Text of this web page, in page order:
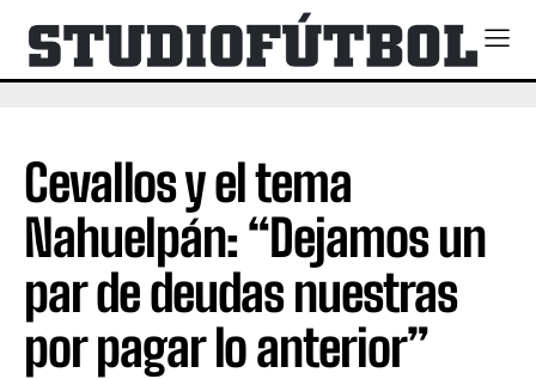
Cevallos y el tema
Nahuelpán: “Dejamos un
par de deudas nuestras
por pagar lo anterior”